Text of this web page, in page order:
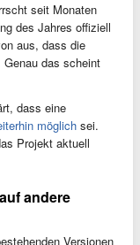
seit Monaten
des Jahres offiziell
aus, dass die
Genau das scheint
dass eine
möglich sei.
Projekt aktuell
andere
Versionen